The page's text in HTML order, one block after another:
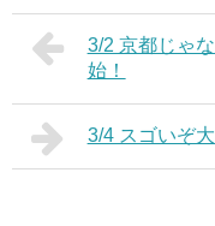
3/2 京都じゃ
始！
3/4 スゴいぞ